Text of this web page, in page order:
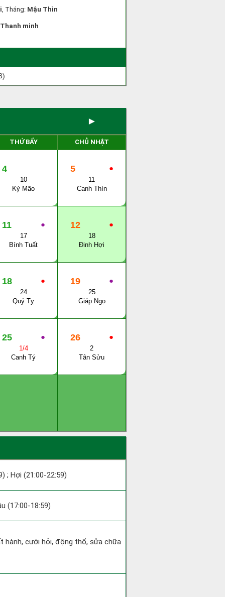
, Tháng: Mậu Thìn
Thanh minh
►
THỨ BẨY CHỦ NHẬT
4
10
Kỷ Mão
●
5
11
Canh Thìn
●
11
17
Bính Tuất
●
12
18
Đinh Hợi
●
18
24
Quý Tỵ
●
19
25
Giáp Ngọ
●
25
1/4
Canh Tý
●
26
2
Tân Sửu
; Hợi (21:00-22:59)
(17:00-18:59)
hành, cưới hỏi, động thổ, sửa chữa